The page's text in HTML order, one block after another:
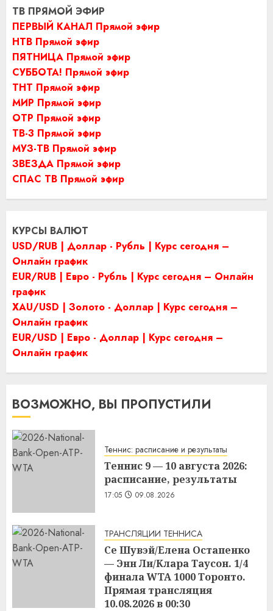
ТВ ПРЯМОЙ ЭФИР
ПЕРВЫЙ КАНАЛ Прямой эфир
НТВ Прямой эфир
ПЯТНИЦА Прямой эфир
СУББОТА! Прямой эфир
ТНТ Прямой эфир
МИР Прямой эфир
ОТР Прямой эфир
ТВ-3 Прямой эфир
МУЗ-ТВ Прямой эфир
ЗВЕЗДА Прямой эфир
СПАС ТВ Прямой эфир
КУРСЫ ВАЛЮТ
USD/RUB | Доллар - Рубль | Курс сегодня –
Онлайн график
EUR/RUB | Евро - Рубль | Курс сегодня – Онлайн
график
XAU/USD | Золото - Доллар | Курс сегодня –
Онлайн график
EUR/USD | Евро - Доллар | Курс сегодня –
Онлайн график
ВОЗМОЖНО, ВЫ ПРОПУСТИЛИ
Теннис: расписание и результаты
Теннис 9 — 10 августа 2026:
расписание, результаты
17:05 09.08.2026
ТРАНСЛЯЦИИ ТЕННИСА
Се Шувэй/Елена Остапенко
— Энн Ли/Клара Таусон. 1/4
финала WTA 1000 Торонто.
Прямая трансляция
10.08.2026 в 00:30